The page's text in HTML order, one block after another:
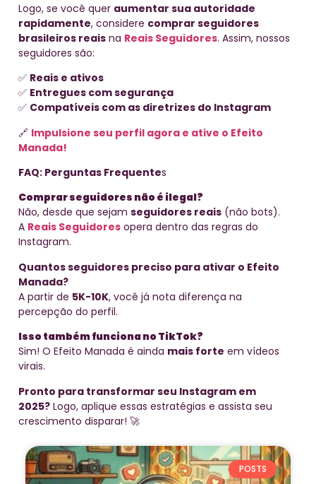
Logo, se você quer aumentar sua autoridade
rapidamente, considere comprar seguidores
brasileiros reais na Reais Seguidores. Assim, nossos
seguidores são:
✅ Reais e ativos
✅ Entregues com segurança
✅ Compatíveis com as diretrizes do Instagram
🔗 Impulsione seu perfil agora e ative o Efeito
Manada!
FAQ: Perguntas Frequentes
Comprar seguidores não é ilegal?
Não, desde que sejam seguidores reais (não bots).
A Reais Seguidores opera dentro das regras do
Instagram.
Quantos seguidores preciso para ativar o Efeito
Manada?
A partir de 5K-10K, você já nota diferença na
percepção do perfil.
Isso também funciona no TikTok?
Sim! O Efeito Manada é ainda mais forte em vídeos
virais.
Pronto para transformar seu Instagram em
2025? Logo, aplique essas estratégias e assista seu
crescimento disparar! 🚀
POSTS